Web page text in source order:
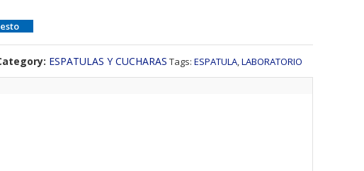
ESPATULAS Y CUCHARAS Tags: ESPATULA,LABORATORIO